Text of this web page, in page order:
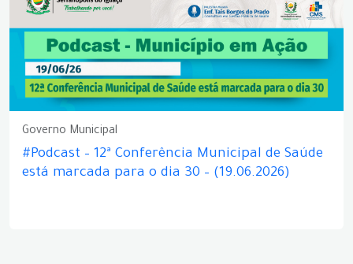
Governo Municipal
#Podcast – 12ª Conferência Municipal de Saúde
está marcada para o dia 30 – (19.06.2026)